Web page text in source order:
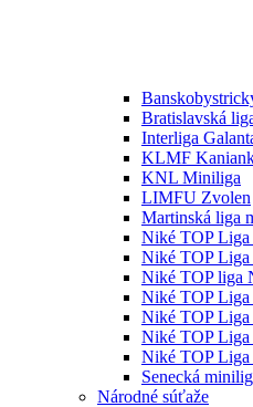
Bratislavská
Interliga
KLMF
KNL Miniliga
LIMFU Zvolen
Martinská liga
Niké TOP Liga
Niké TOP Liga
Niké TOP liga
Niké TOP Liga
Niké TOP Liga
Niké TOP Liga
Niké TOP Liga
Senecká
Národné súťaže